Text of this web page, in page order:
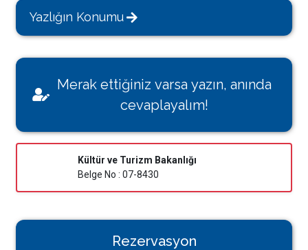
Yazlığın Konumu
Merak ettiğiniz varsa yazın, anında
cevaplayalım!
Kültür ve Turizm Bakanlığı
Belge No : 07-8430
Rezervasyon